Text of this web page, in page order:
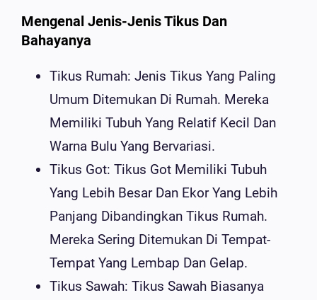
Mengenal Jenis-Jenis Tikus Dan
Bahayanya
Tikus Rumah: Jenis Tikus Yang Paling
Umum Ditemukan Di Rumah. Mereka
Memiliki Tubuh Yang Relatif Kecil Dan
Warna Bulu Yang Bervariasi.
Tikus Got: Tikus Got Memiliki Tubuh
Yang Lebih Besar Dan Ekor Yang Lebih
Panjang Dibandingkan Tikus Rumah.
Mereka Sering Ditemukan Di Tempat-
Tempat Yang Lembap Dan Gelap.
Tikus Sawah: Tikus Sawah Biasanya